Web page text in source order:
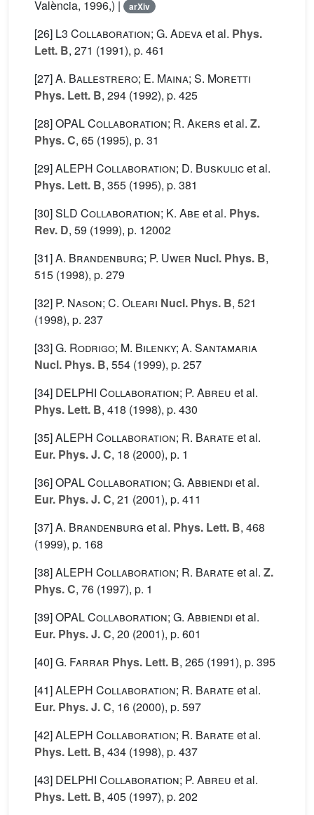
València, 1996,) | arXiv
[26] L3 Collaboration; G. Adevaet al. Phys.
Lett. B, 271 (1991), p. 461
[27]A. Ballestrero; E. Maina; S. Moretti
Phys. Lett. B, 294 (1992), p. 425
[28]OPAL Collaboration; R. Akers et al. Z.
Phys. C, 65 (1995), p. 31
[29]ALEPH Collaboration; D. Buskulicet al.
Phys. Lett. B, 355 (1995), p. 381
[30]SLD Collaboration; K. Abe et al. Phys.
Rev. D, 59 (1999), p. 12002
[31]A. Brandenburg; P. Uwer Nucl. Phys. B,
515 (1998), p. 279
[32] P. Nason; C. Oleari Nucl. Phys. B, 521
(1998), p. 237
[33]G. Rodrigo; M. Bilenky; A. Santamaria
Nucl. Phys. B, 554 (1999), p. 257
[34] DELPHI Collaboration; P. Abreu et al.
Phys. Lett. B, 418 (1998), p. 430
[35]ALEPH Collaboration; R. Barate et al.
Eur. Phys. J. C, 18 (2000), p. 1
[36]OPAL Collaboration; G. Abbiendi et al.
Eur. Phys. J. C, 21 (2001), p. 411
[37]A. Brandenburg et al. Phys. Lett. B, 468
(1999), p. 168
[38]ALEPH Collaboration; R. Barate et al. Z.
Phys. C, 76 (1997), p. 1
[39]OPAL Collaboration; G. Abbiendi et al.
Eur. Phys. J. C, 20 (2001), p. 601
[40]G. Farrar Phys. Lett. B, 265 (1991), p. 395
[41]ALEPH Collaboration; R. Barate et al.
Eur. Phys. J. C, 16 (2000), p. 597
[42]ALEPH Collaboration; R. Barate et al.
Phys. Lett. B, 434 (1998), p. 437
[43] DELPHI Collaboration; P. Abreu et al.
Phys. Lett. B, 405 (1997), p. 202